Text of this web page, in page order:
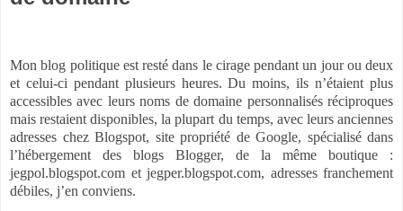
Mon blog politique est resté dans le cirage pendant un jour ou deux
et celui-ci pendant plusieurs heures. Du moins, ils n’étaient plus
accessibles avec leurs noms de domaine personnalisés réciproques
mais restaient disponibles, la plupart du temps, avec leurs anciennes
adresses chez Blogspot, site propriété de Google, spécialisé dans
l’hébergement des blogs Blogger, de la même boutique :
jegpol.blogspot.com et jegper.blogspot.com, adresses franchement
débiles, j’en conviens.